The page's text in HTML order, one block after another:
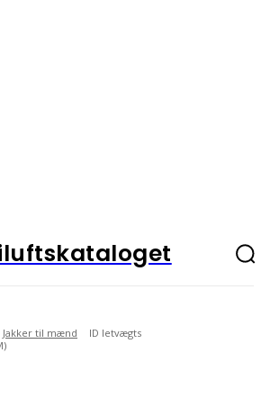
Jakker til mænd
ID letvægts